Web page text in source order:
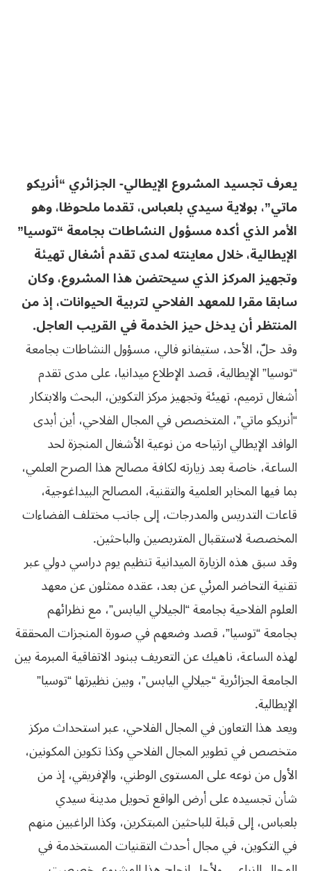
يعرف تجسيد المشروع الإيطالي- الجزائري “أنريكو
ماتي”، بولاية سيدي بلعباس، تقدما ملحوظا، وهو
الأمر الذي أكده مسؤول النشاطات بجامعة “توسيا”
الإيطالية، خلال معاينته لمدى تقدم أشغال تهيئة
وتجهيز المركز الذي سيحتضن هذا المشروع، وكان
سابقا مقرا للمعهد الفلاحي لتربية الحيوانات، إذ من
المنتظر أن يدخل حيز الخدمة في القريب العاجل.
وقد حلّ، الأحد، ستيفانو فالي، مسؤول النشاطات بجامعة
“توسيا” الإيطالية، قصد الإطلاع ميدانيا، على مدى تقدم
أشغال ترميم، تهيئة وتجهيز مركز التكوين، البحث والابتكار
“أنريكو ماتي”، المتخصص في المجال الفلاحي، أين أبدى
الوافد الإيطالي ارتياحه من نوعية الأشغال المنجزة لحد
الساعة، خاصة بعد زيارته لكافة مصالح هذا الصرح العلمي،
بما فيها المخابر العلمية والتقنية، المصالح البيداغوجية،
قاعات التدريس والمدرجات، إلى جانب مختلف الفضاءات
المخصصة لاستقبال المتربصين والباحثين.
وقد سبق هذه الزيارة الميدانية تنظيم يوم دراسي دولي عبر
تقنية التحاضر المرئي عن بعد، عقده ممثلون عن معهد
العلوم الفلاحية بجامعة “الجيلالي اليابس”، مع نظرائهم
بجامعة “توسيا”، قصد وضعهم في صورة المنجزات المحققة
لهذه الساعة، ناهيك عن التعريف ببنود الاتفاقية المبرمة بين
الجامعة الجزائرية “جيلالي اليابس”، وبين نظيرتها “توسيا”
الإيطالية.
ويعد هذا التعاون في المجال الفلاحي، عبر استحداث مركز
متخصص في تطوير المجال الفلاحي وكذا تكوين المكونين،
الأول من نوعه على المستوى الوطني، والإفريقي، إذ من
شأن تجسيده على أرض الواقع تحويل مدينة سيدي
بلعباس، إلى قبلة للباحثين المبتكرين، وكذا الراغبين منهم
في التكوين، في مجال أحدث التقنيات المستخدمة في